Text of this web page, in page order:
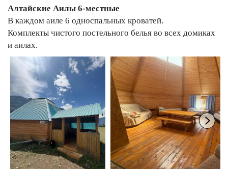
Алтайские Аилы 6-местные
В каждом аиле 6 односпальных кроватей.
Комплекты чистого постельного белья во всех домиках
и аилах.